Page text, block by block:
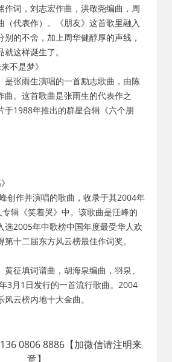
作词，刘志宏作曲，洪敬尧编曲，周
（代表作）。《朋友》这首歌里融入
别的不舍，加上周华健醇厚的声线，
这样诞生了。
不是梦》
是张雨生演唱的一首励志歌曲，由陈
曲。这首歌曲是张雨生的代表作之
于1988年推出的群星合辑《六个朋
创作并演唱的歌曲，收录于其2004年
辑《笑着哭》中。该歌曲是汪峰的
选2005年中歌榜中国年度最受华人欢
十二届东方风云榜最佳作词奖。
黄征填词谱曲，胡海泉编曲，羽泉、
3月1日发行的一首流行歌曲。2004
云榜内地十大金曲。
0806 8886【加微信请注明来
意】